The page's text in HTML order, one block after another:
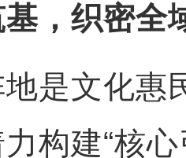
基，织密全
文化惠
构建“核